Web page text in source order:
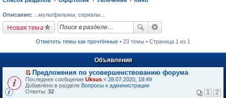
Описание: ...мультфильмы, сериалы...
Новая тема
Отметить темы как прочтённые • 23 темы • Страница 1 из 1
Объявления
П
е
р
Предложения по усовершенствованию форума
Последнее сообщение Uksus « 28.07.2020, 18:49
Добавлено в разделе Вопросы к администрации
Ответы: 32 1 2